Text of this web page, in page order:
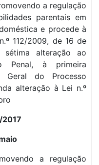
a regulação
parentais em
e procede à
112/2009, de 16 de
sétima alteração ao
Penal, à primeira
Geral do Processo
alteração à Lei n.º
2017
a regulação